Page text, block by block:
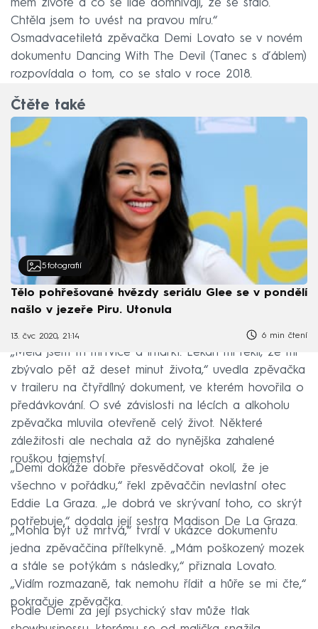
mém životě a co se lidé domnívají, že se stalo.
Chtěla jsem to uvést na pravou míru.“
Osmadvacetiletá zpěvačka Demi Lovato se v novém
dokumentu Dancing With The Devil (Tanec s ďáblem)
rozpovídala o tom, co se stalo v roce 2018.
Čtěte také
5 fotografií
Tělo pohřešované hvězdy seriálu Glee se v pondělí
našlo v jezeře Piru. Utonula
13. čvc 2020, 21:14 6 min čtení
„Měla jsem tři mrtvice a infarkt. Lékaři mi řekli, že mi
zbývalo pět až deset minut života,“ uvedla zpěvačka
v traileru na čtyřdílný dokument, ve kterém hovořila o
předávkování. O své závislosti na lécích a alkoholu
zpěvačka mluvila otevřeně celý život. Některé
záležitosti ale nechala až do nynějška zahalené
rouškou tajemství.
„Demi dokáže dobře přesvědčovat okolí, že je
všechno v pořádku,“ řekl zpěvaččin nevlastní otec
Eddie La Graza. „Je dobrá ve skrývaní toho, co skrýt
potřebuje,“ dodala její sestra Madison De La Graza.
„Mohla být už mrtvá,“ tvrdí v ukázce dokumentu
jedna zpěvaččina přítelkyně. „Mám poškozený mozek
a stále se potýkám s následky,“ přiznala Lovato.
„Vidím rozmazaně, tak nemohu řídit a hůře se mi čte,“
pokračuje zpěvačka.
Podle Demi za její psychický stav může tlak